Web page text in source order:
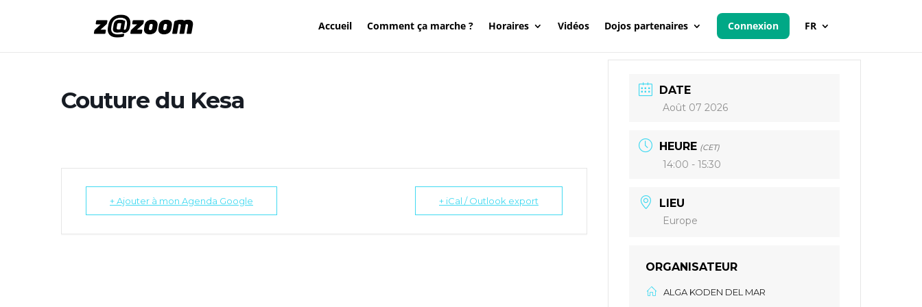
Accueil Comment ça marche ? Horaires Vidéos Dojos partenaires Connexion FR
Couture du Kesa
+ Ajouter à mon Agenda Google + iCal / Outlook export
DATE
Août 07 2026
HEURE (CET)
14:00 - 15:30
LIEU
Europe
ORGANISATEUR
ALGA KODEN DEL MAR